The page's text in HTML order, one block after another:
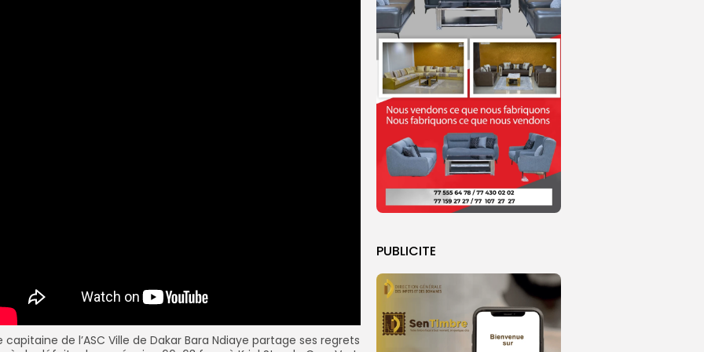
PUBLICITE
capitaine de l’ASC Ville de Dakar Bara Ndiaye partage ses regrets